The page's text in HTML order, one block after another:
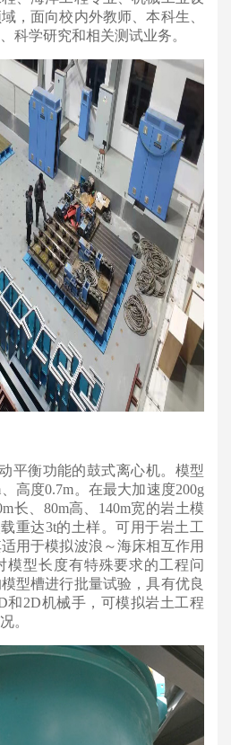
，面向校内外教师、本科生、
科学研究和相关测试业务。
衡功能的鼓式离心机。模型
高度0.7m。在最大加速度200g
长、80m高、140m宽的岩土模
重达3t的土样。可用于岩土工
用于模拟波浪～海床相互作用
模型长度有特殊要求的工程问
型槽进行批量试验，具有优良
和2D机械手，可模拟岩土工程
。